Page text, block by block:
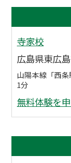
寺家校
広島県東広
山陽本線「西
1分
無料体験を